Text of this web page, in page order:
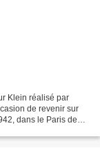
Klein réalisé par
de revenir sur
dans le Paris de